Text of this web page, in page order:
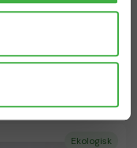
kr inkl. moms
Ekologisk